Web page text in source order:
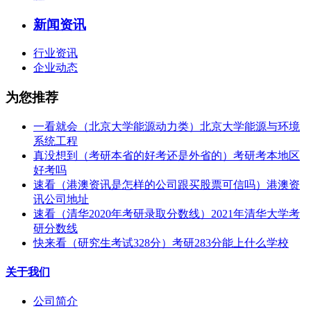
新闻资讯
行业资讯
企业动态
为您推荐
一看就会（北京大学能源动力类）北京大学能源与环境
系统工程
真没想到（考研本省的好考还是外省的）考研考本地区
好考吗
速看（港澳资讯是怎样的公司跟买股票可信吗）港澳资
讯公司地址
速看（清华2020年考研录取分数线）2021年清华大学考
研分数线
快来看（研究生考试328分）考研283分能上什么学校
关于我们
公司简介